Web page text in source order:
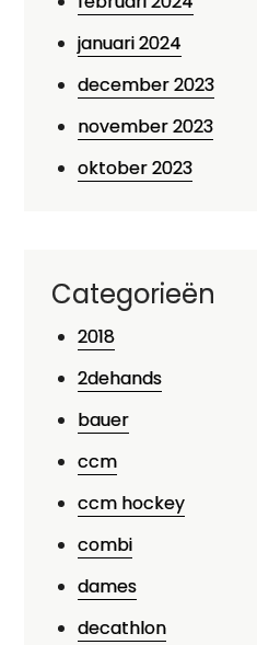
januari 2024
december 2023
november 2023
oktober 2023
Categorieën
2018
2dehands
bauer
ccm
ccm hockey
combi
dames
decathlon